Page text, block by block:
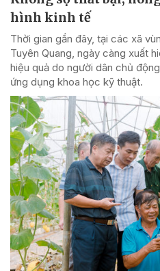
hình kinh tế
Thời gian gần đây, tại các xã
Tuyên Quang, ngày càng xuất
hiệu quả do người dân chủ
ứng dụng khoa học kỹ thuật.